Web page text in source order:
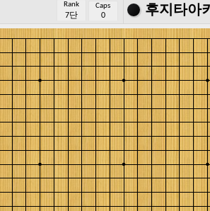
Rank
7단
Caps
0 후지타아